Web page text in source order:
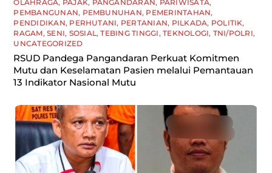
OLAHRAGA, PAJAK, PANGANDARAN, PARIWISATA,
PEMBANGUNAN, PEMBUNUHAN, PEMERINTAHAN,
PENDIDIKAN, PERHUTANI, PERTANIAN, PILKADA, POLITIK,
RAGAM,SENI, SOSIAL ,TEBING TINGGI ,TEKNOLOGI, TNI/POLRI,
UNCATEGORIZED
RSUD Pandega Pangandaran Perkuat Komitmen
Mutu dan Keselamatan Pasien melalui Pemantauan
13 Indikator Nasional Mutu